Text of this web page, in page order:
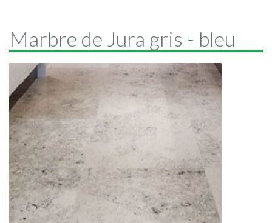
Marbre de Jura gris - bleu